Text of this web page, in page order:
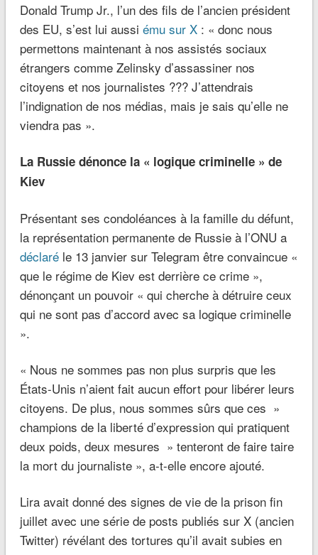
Donald Trump Jr., l’un des fils de l’ancien président
des EU, s’est lui aussi ému sur X: « donc nous
permettons maintenant à nos assistés sociaux
étrangers comme Zelinsky d’assassiner nos
citoyens et nos journalistes ??? J’attendrais
l’indignation de nos médias, mais je sais qu’elle ne
viendra pas ».
La Russie dénonce la « logique criminelle » de
Kiev
Présentant ses condoléances à la famille du défunt,
la représentation permanente de Russie à l’ONU a
déclaréle 13 janvier sur Telegram être convaincue «
que le régime de Kiev est derrière ce crime »,
dénonçant un pouvoir « qui cherche à détruire ceux
qui ne sont pas d’accord avec sa logique criminelle
».
« Nous ne sommes pas non plus surpris que les
États-Unis n’aient fait aucun effort pour libérer leurs
citoyens. De plus, nous sommes sûrs que ces »
champions de la liberté d’expression qui pratiquent
deux poids, deux mesures » tenteront de faire taire
la mort du journaliste », a-t-elle encore ajouté.
Lira avait donné des signes de vie de la prison fin
juillet avec une série de posts publiés sur X (ancien
Twitter) révélant des tortures qu’il avait subies en